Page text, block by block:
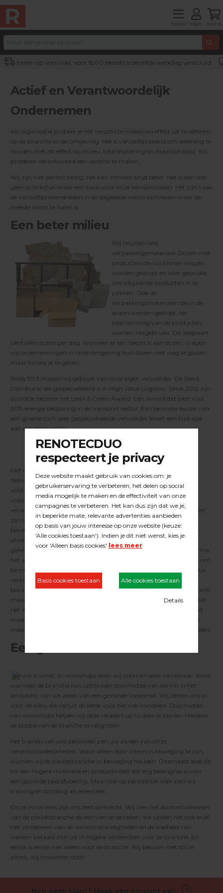
menu login mand
Indien op voorraad, voor 15:00 besteld is dezelfde werkdag verstuurd
Actief en Verantwoordelijk
Ondernemen
Als organisatie probeer je het verschil te maken en effect uit te oefenen
op de branche en de omgeving. Het is vanzelfsprekend om rekening te
houden met dit effect op milieu, bedrijfsvoering en maatschappij. Wij
proberen verantwoord een verschil te maken.
Wij zijn niet perfect bezig, het kan immers altijd beter. Het is dan ook
geen pronkstuk maar een basis voor onze kernprocessen. Het zijn vaak
de vanzelfsprekendheden in de dagelijkse werkzaamheden waar de
meeste winst te halen is.
Een beter milieu
Wij recyclen ons
verpakkingsmateriaal. Dozen met
producten die wij binnen krijgen
worden gestript en later gebruikt
om uitgaande producten in te
pakken. Ook de
verpakkingsmaterialen die in de
dozen worden gestopt, ter
bescherming van de producten,
worden hergebruikt. Dit bespaart
tientallen dozen per dag. Wanneer er een tekort is aan dozen, vragen
wij ondernemingen in onze omgeving hun dozen niet weg te gooien
maar bij ons af te geven.
Sinds 1993 maken wij gebruik van onze eigen vervoerder ‘De Werd
Distributie’ die gespecialiseerd is in High Value Logistics. Sinds 2012 zijn
zij trotse bezitter het Lean & Green Award. Een Award dat pleit voor
20% energie besparing in de transport sector. Een bewuste keuze voor
een groene toch zeer gespecialiseerde vervoerder levert een bijdrage
aan een beter milieu.
Met de ondertekening van het convenant NEDERLAND VOS VRIJ
beloven wij producten te verkopen die aan de eisen van VOS VRIJ
voldoen. [VOS staat voor Vluchtige Organische Stoffen, in de
volksmond ‘oplosmiddelen’. Stoffen / dampen die vrijkomen bij de
verwerking van lijmen, lakken, kitten, oliën etc. Deze ‘oplosmiddelen’
zijn slecht voor de gezondheid van mensen die hier regelmatig
beroepsmatig mee omgaan en veroorzaakt de zogenoemde OPS-
ofwel schildersziekte. Hierdoor kan duizeligheid, benauwdheid,
geheugenverlies en zelfs een vorm van dementie optreden! Daarom is
het al sinds 1 januari 2000 voor professionele verwerkers verboden om
binnenshuis met VOS-houdende producten te werken en is men dus
verplicht om producten te gebruiken die geen of nauwelijks VOS
bevatten. VOS-houdende producten zorgen dus niet alleen voor stank,
maar zijn erg ongezond voor iedereen die hier regelmatig mee werkt.
Het is geen gemakkelijk proces geweest, maar zeker belangrijk. Het
milieu en belangrijker nog de parketteur en consument wordt niet
meer blootgesteld aan bovengemiddelde hoeveelheden oplosmiddelen.
Een gezonde winst
Kennis is winst. In workshops leren wij voornamelijk van elkaar. Want
wanneer de branche kan uitblinken doormiddel van kennis in het
ambacht, zijn we zeker van een gezonde toekomst. Wij zetten ons in
voor retailers die vanuit de liefde voor het vak handelen. Doormiddel
van workshops helpen wij deze retailers up to date te blijven. Hierdoor
de positie van de branche te vergroten.
Het trainen van ons personeel zien wij als een van onze
verantwoordelijkheden. Want alleen door intern in beweging te zijn,
kunnen wij de parketbranche in beweging houden. Daarnaast leidt dit
tot een hogere motivatie en productiviteit dat erg belangrijk is voor
een gezonde bedrijfvoering. Maar ook op persoonlijk vlak zien wij
training en scholing als essentieel.
Onze innovaties zijn ons bestaansrecht. Wij zien het doorontwikkelen
van de parketbranche als een van onze taken, we vinden het ook leuk!
Het verbeteren van de werkomstandigheden en de snelheid van
werken betaald zich uit in hogere verdiensten voor de branche. En
eerlijk is eerlijk niet alleen voor de branche. Wij beloven niet stil te
zitten, wij innoveren door!
Nog geen klant? Maak een account aan.